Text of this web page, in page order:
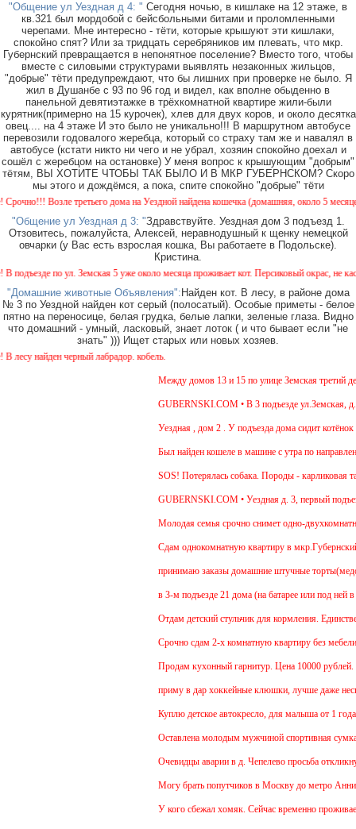
"Общение ул Уездная д 4: " Сегодня ночью, в кишлаке на 12 этаже, в
кв.321 был мордобой с бейсбольными битами и проломленными
черепами. Мне интересно - тёти, которые крышуют эти кишлаки,
спокойно спят? Или за тридцать серебряников им плевать, что мкр.
Губернский превращается в непонятное поселение? Вместо того, чтобы
вместе с силовыми структурами выявлять незаконных жильцов,
"добрые" тёти предупреждают, что бы лишних при проверке не было. Я
жил в Душанбе с 93 по 96 год и видел, как вполне обыденно в
панельной девятиэтажке в трёхкомнатной квартире жили-были
курятник(примерно на 15 курочек), хлев для двух коров, и около десятка
овец.... на 4 этаже И это было не уникально!!! В маршрутном автобусе
перевозили годовалого жеребца, который со страху там же и навалял в
автобусе (кстати никто ни чего и не убрал, хозяин спокойно доехал и
сошёл с жеребцом на остановке) У меня вопрос к крышующим "добрым"
тётям, ВЫ ХОТИТЕ ЧТОБЫ ТАК БЫЛО И В МКР ГУБЕРНСКОМ? Скоро
мы этого и дождёмся, а пока, спите спокойно "добрые" тёти
Возле третьего дома на Уездной найдена кошечка (домашняя, около 5
"Общение ул Уездная д 3: "Здравствуйте. Уездная дом 3 подъезд 1.
Отзовитесь, пожалуйста, Алексей, неравнодушный к щенку немецкой
овчарки (у Вас есть взрослая кошка, Вы работаете в Подольске).
Кристина.
по ул. Земская 5 уже около месяца проживает кот. Персиковый окрас, не
"Домашние животные Объявления": Найден кот. В лесу, в районе дома
№ 3 по Уездной найден кот серый (полосатый). Особые приметы - белое
пятно на переносице, белая грудка, белые лапки, зеленые глаза. Видно
что домашний - умный, ласковый, знает лоток ( и что бывает если "не
знать" ))) Ищет старых или новых хозяев.
найден черный лабрадор. кобель.
Между домов 13 и 15 по улице Земская третий
GUBERNSKI.COM • В 3 подъезде ул.Земская,
Уездная , дом 2 . У подъезда дома сидит котёнок
Был найден кошеле в машине с утра по
SOS! Потерялась собака. Породы - карликовая
GUBERNSKI.COM • Уездная д. 3, первый
Молодая семья срочно снимет одно-
Cдам однокомнатную квартиру в мкр.Губернский
принимаю заказы домашние штучные
в 3-м подъезде 21 дома (на батарее или под ней
Отдам детский стульчик для кормления.
Срочно сдам 2-х комнатную квартиру без
Продам кухонный гарнитур. Цена 10000 рублей.
приму в дар хоккейные клюшки, лучше даже
Куплю детское автокресло, для малыша от 1 года.
Оставлена молодым мужчиной спортивная сумка.
Очевидцы аварии в д. Чепелево просьба
Могу брать попутчиков в Москву до метро
У кого сбежал хомяк. Сейчас временно